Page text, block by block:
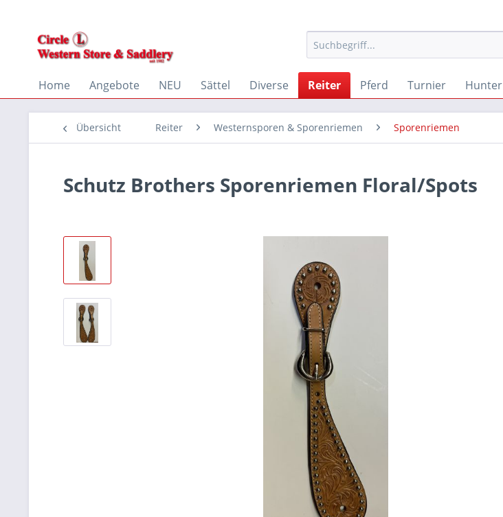
Home Angebote NEU Sättel Diverse Reiter Pferd Turnier Hunter
Übersicht Reiter Westernsporen & Sporenriemen Sporenriemen
Schutz Brothers Sporenriemen Floral/Spots